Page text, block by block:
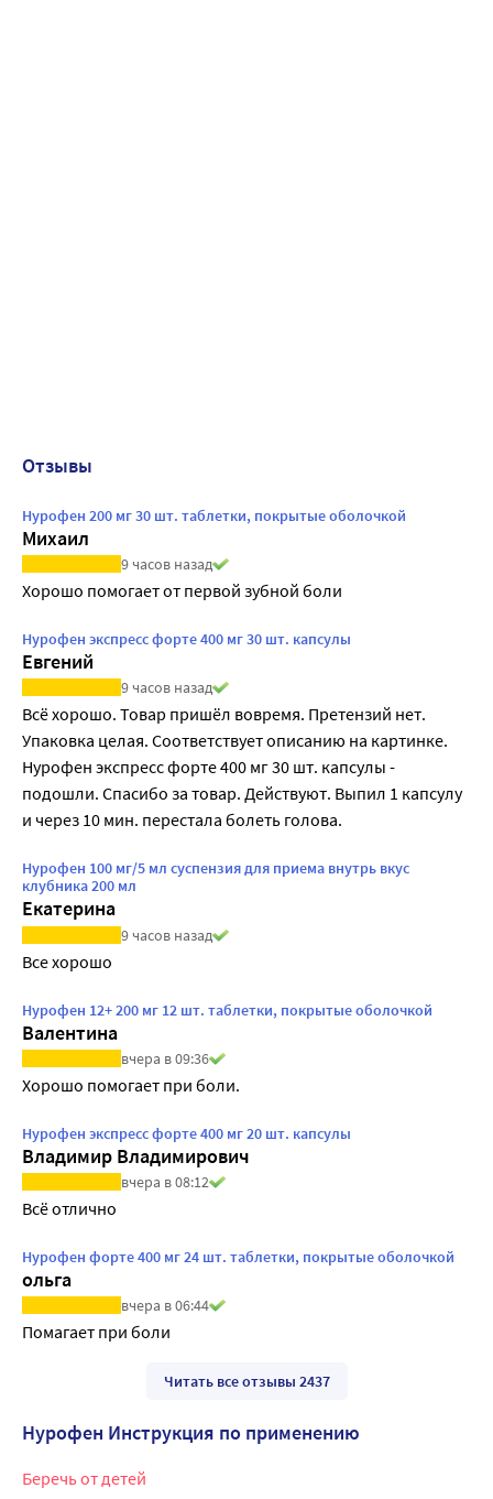
Отзывы
Нурофен 200 мг 30 шт. таблетки, покрытые оболочкой
Михаил
9 часов назад
Хорошо помогает от первой зубной боли
Нурофен экспресс форте 400 мг 30 шт. капсулы
Евгений
9 часов назад
Всё хорошо. Товар пришёл вовремя. Претензий нет.
Упаковка целая. Соответствует описанию на картинке.
Нурофен экспресс форте 400 мг 30 шт. капсулы -
подошли. Спасибо за товар. Действуют. Выпил 1 капсулу
и через 10 мин. перестала болеть голова.
Нурофен 100 мг/5 мл суспензия для приема внутрь вкус
клубника 200 мл
Екатерина
9 часов назад
Все хорошо
Нурофен 12+ 200 мг 12 шт. таблетки, покрытые оболочкой
Валентина
вчера в 09:36
Хорошо помогает при боли.
Нурофен экспресс форте 400 мг 20 шт. капсулы
Владимир Владимирович
вчера в 08:12
Всё отлично
Нурофен форте 400 мг 24 шт. таблетки, покрытые оболочкой
ольга
вчера в 06:44
Помагает при боли
Читать все отзывы 2437
Нурофен Инструкция по применению
Беречь от детей